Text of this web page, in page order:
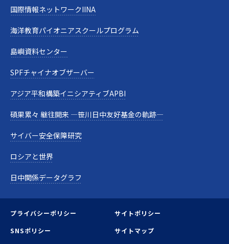
国際情報ネットワークIINA
海洋教育パイオニアスクールプログラム
島嶼資料センター
SPFチャイナオブザーバー
アジア平和構築イニシアティブAPBI
碩果累々 継往開来 —笹川日中友好基金の軌跡—
サイバー安全保障研究
ロシアと世界
日中関係データグラフ
プライバシーポリシー
サイトポリシー
SNSポリシー
サイトマップ